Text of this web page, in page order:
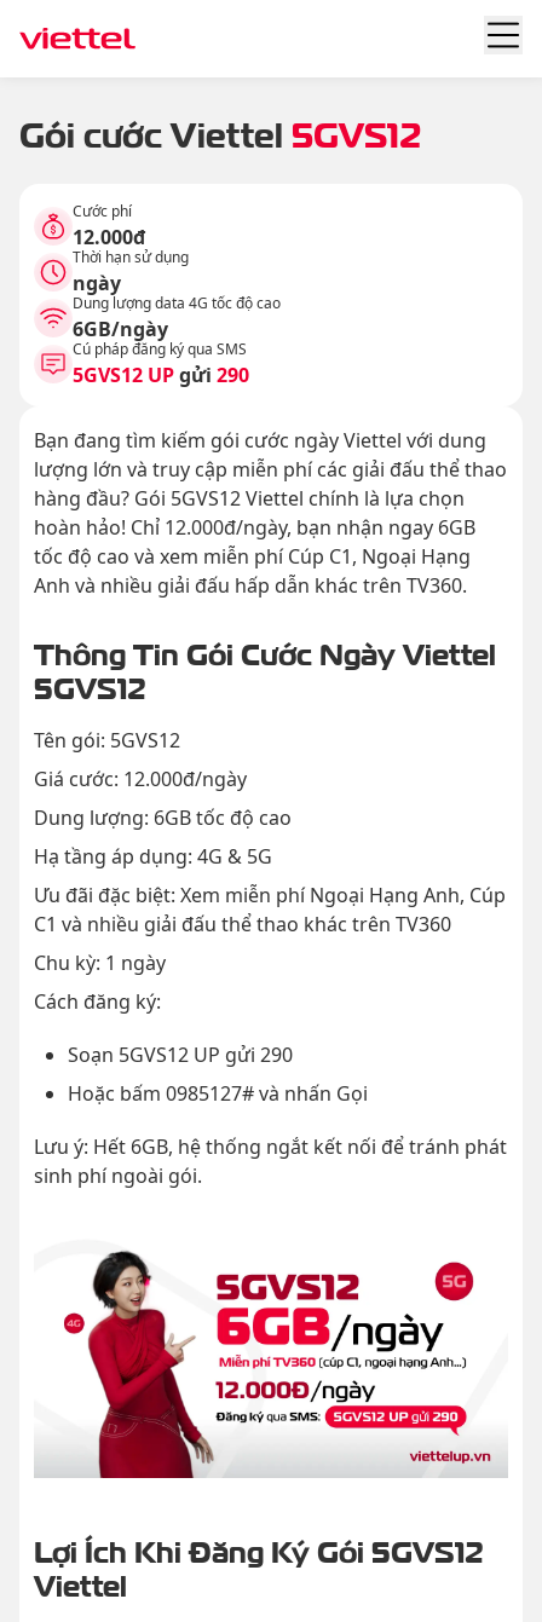
Gói cước Viettel 5GVS12
Cước phí
12.000đ
Thời hạn sử dụng
ngày
Dung lượng data 4G tốc độ cao
6GB/ngày
Cú pháp đăng ký qua SMS
5GVS12 UPgửi 290
Bạn đang tìm kiếm gói cước ngày Viettel với dung
lượng lớn và truy cập miễn phí các giải đấu thể thao
hàng đầu? Gói 5GVS12 Viettel chính là lựa chọn
hoàn hảo! Chỉ 12.000đ/ngày, bạn nhận ngay 6GB
tốc độ cao và xem miễn phí Cúp C1, Ngoại Hạng
Anh và nhiều giải đấu hấp dẫn khác trên TV360.
Thông Tin Gói Cước Ngày Viettel
5GVS12
Tên gói: 5GVS12
Giá cước: 12.000đ/ngày
Dung lượng: 6GB tốc độ cao
Hạ tầng áp dụng: 4G & 5G
Ưu đãi đặc biệt: Xem miễn phí Ngoại Hạng Anh, Cúp
C1 và nhiều giải đấu thể thao khác trên TV360
Chu kỳ: 1 ngày
Cách đăng ký:
Soạn 5GVS12 UP gửi 290
Hoặc bấm 0985127# và nhấn Gọi
Lưu ý: Hết 6GB, hệ thống ngắt kết nối để tránh phát
sinh phí ngoài gói.
Lợi Ích Khi Đăng Ký Gói 5GVS12
Viettel